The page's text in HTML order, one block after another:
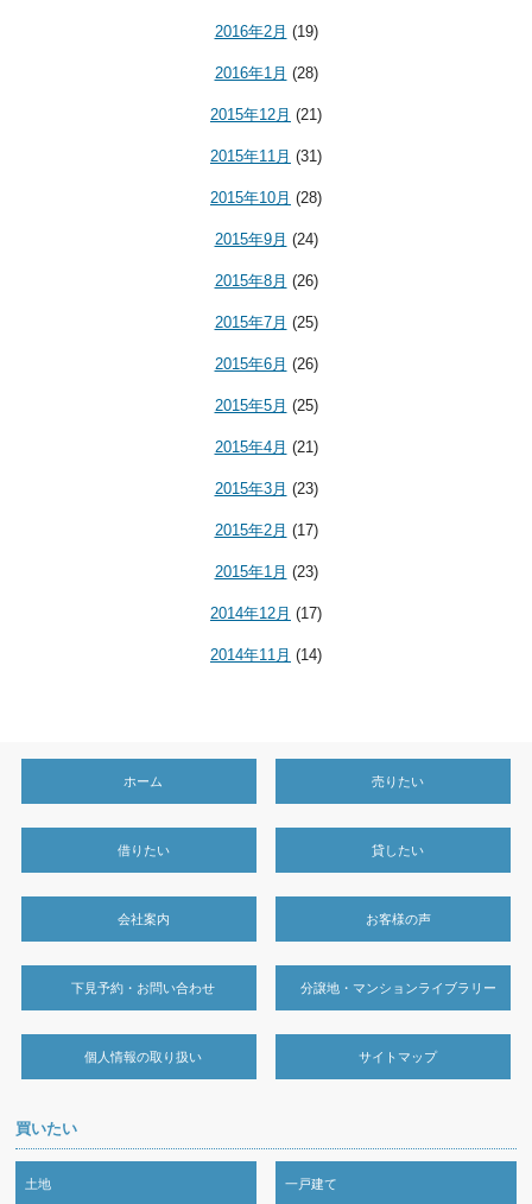
2016年2月 (19)
2016年1月 (28)
2015年12月 (21)
2015年11月 (31)
2015年10月 (28)
2015年9月 (24)
2015年8月 (26)
2015年7月 (25)
2015年6月 (26)
2015年5月 (25)
2015年4月 (21)
2015年3月 (23)
2015年2月 (17)
2015年1月 (23)
2014年12月 (17)
2014年11月 (14)
ホーム 売りたい
借りたい 貸したい
会社案内 お客様の声
下見予約・お問い合わせ 分譲地・マンションライブラリー
個人情報の取り扱い サイトマップ
買いたい
土地 一戸建て